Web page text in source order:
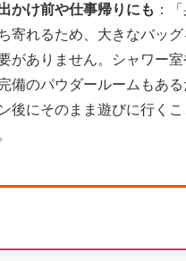
かけ前や仕事帰りにも ：
寄れるため、大きなバッグ
がありません。シャワー
備のパウダールームもあ
後にそのまま遊びに行く